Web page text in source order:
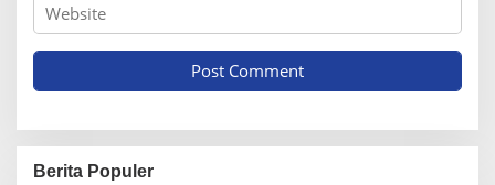
Berita Populer